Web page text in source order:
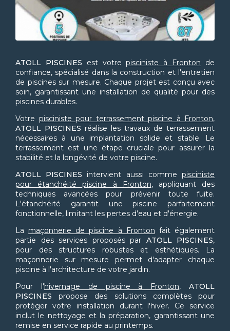
ATOLL PISCINES est votrepisciniste à Fronton de
confiance, spécialisé dans la construction et l'entretien
de piscines sur mesure. Chaque projet est conçu avec
soin, garantissant une installation de qualité pour des
piscines durables.
Votre pisciniste pour terrassement piscine à Fronton,
ATOLL PISCINES réalise les travaux de terrassement
nécessaires à une implantation solide et stable. Le
terrassement est une étape cruciale pour assurer la
stabilité et la longévité de votre piscine.
ATOLL PISCINES intervient aussi commepisciniste
pour étanchéité piscine à Fronton, appliquant des
techniques avancées pour prévenir toute fuite.
L'étanchéité garantit une piscine parfaitement
fonctionnelle, limitant les pertes d'eau et d'énergie.
La maçonnerie de piscine à Fronton fait également
partie des services proposés par ATOLL PISCINES,
pour des structures robustes et esthétiques. La
maçonnerie sur mesure permet d'adapter chaque
piscine à l'architecture de votre jardin.
Pour l'hivernage de piscine à Fronton,ATOLL
PISCINES propose des solutions complètes pour
protéger votre installation durant l'hiver. Ce service
inclut le nettoyage et la préparation, garantissant une
remise en service rapide au printemps.